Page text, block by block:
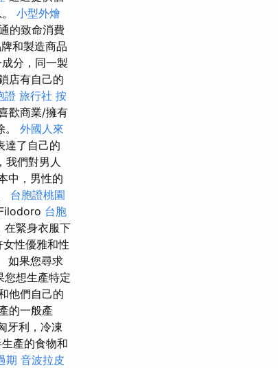
小型外燴
的致命消費
和製造商品
分，同一製
店有自己的
證 旅行社 按
歡商業/擁有
外國人來
達了自己的
我們對男人
中，男性的
台胞證桃園
台胞
在緊身衣服下
性優雅和性
如果您尋求
您想生產特定
他們自己的
的一般產
牙利，冷凍
產的食物和
期 音波拉皮